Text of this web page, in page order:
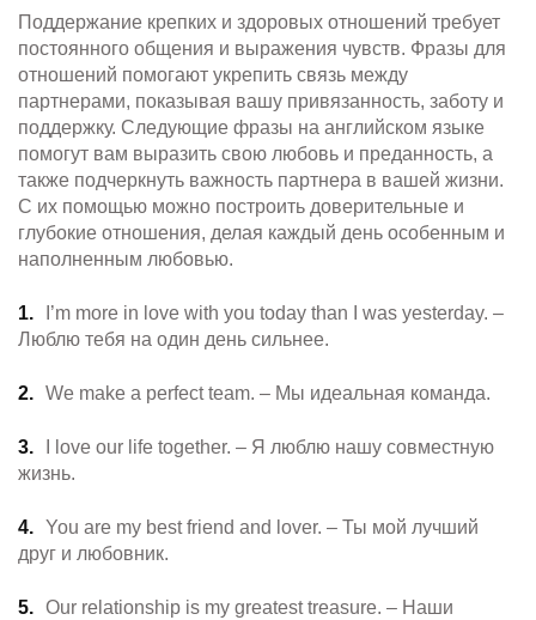
Поддержание крепких и здоровых отношений требует
постоянного общения и выражения чувств. Фразы для
отношений помогают укрепить связь между
партнерами, показывая вашу привязанность, заботу и
поддержку. Следующие фразы на английском языке
помогут вам выразить свою любовь и преданность, а
также подчеркнуть важность партнера в вашей жизни.
С их помощью можно построить доверительные и
глубокие отношения, делая каждый день особенным и
наполненным любовью.
I’m more in love with you today than I was yesterday. –
Люблю тебя на один день сильнее.
We make a perfect team. – Мы идеальная команда.
I love our life together. – Я люблю нашу совместную
жизнь.
You are my best friend and lover. – Ты мой лучший
друг и любовник.
Our relationship is my greatest treasure. – Наши